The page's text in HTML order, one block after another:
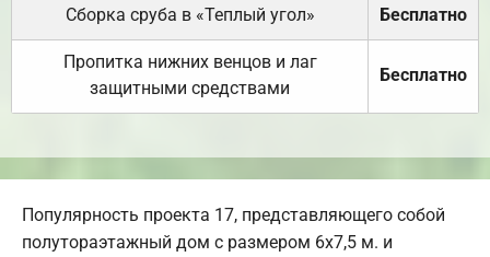
Сборка сруба в «Теплый угол» Бесплатно
Пропитка нижних венцов и лаг
защитными средствами
Бесплатно
Популярность проекта 17, представляющего собой
полутораэтажный дом с размером 6х7,5 м. и